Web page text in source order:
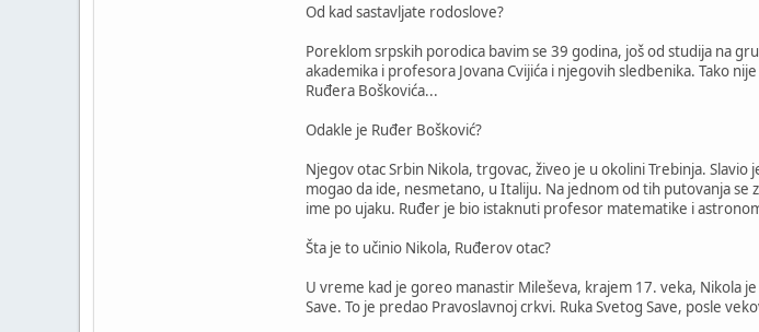
Od kad sastavljate rodoslove?
Poreklom srpskih porodica bavim se 39 godina, još od studija na
akademika i profesora Jovana Cvijića i njegovih sledbenika. Tako
Ruđera Boškovića...
Odakle je Ruđer Bošković?
Njegov otac Srbin Nikola, trgovac, živeo je u okolini Trebinja.
mogao da ide, nesmetano, u Italiju. Na jednom od tih putovanja
ime po ujaku. Ruđer je bio istaknuti profesor matematike i
Šta je to učinio Nikola, Ruđerov otac?
U vreme kad je goreo manastir Mileševa, krajem 17. veka, Nikola
Save. To je predao Pravoslavnoj crkvi. Ruka Svetog Save, posle